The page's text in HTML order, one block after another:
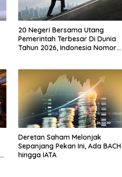
20 Negeri Bersama Utang
Pemerintah Terbesar Di Dunia
Tahun 2026, Indonesia Nomor
Deretan Saham Melonjak
Sepanjang Pekan Ini, Ada BACH
hingga IATA